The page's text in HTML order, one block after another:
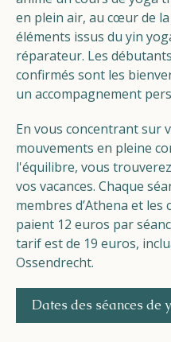
FR
Apple
en plein air, au cœur de
éléments issus du yin
réparateur. Les
confirmés sont les
un accompagnement
En vous concentrant sur
mouvements en pleine
l'équilibre, vous
vos vacances. Chaque
membres d’Athena et les
paient 12 euros par
tarif est de 19 euros,
Ossendrecht.
Dates des séances de